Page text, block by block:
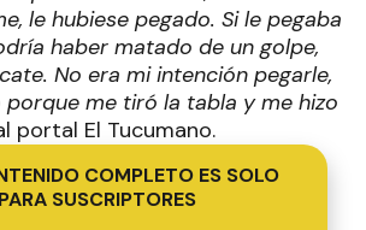
le hubiese pegado. Si le pegaba
haber matado de un golpe,
No era mi intención pegarle,
me tiró la tabla y me hizo
portal El Tucumano.
COMPLETO ES SOLO
PARA SUSCRIPTORES